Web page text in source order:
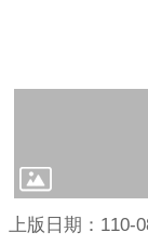
聞
公
告
上版日期：110-